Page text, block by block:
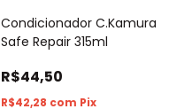
Condicionador C.Kamura
Safe Repair 315ml
R$44,50
R$42,28 com Pix